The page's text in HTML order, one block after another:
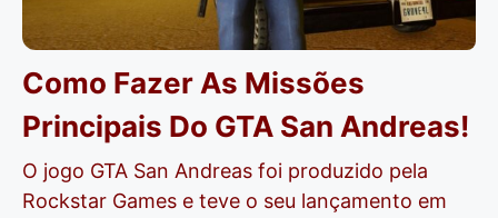
Como Fazer As Missões
Principais Do GTA San Andreas!
O jogo GTA San Andreas foi produzido pela
Rockstar Games e teve o seu lançamento em